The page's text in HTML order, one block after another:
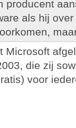
producent
als hij
Microsoft
die zij
voor